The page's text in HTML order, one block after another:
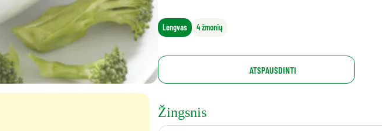
Lengvas 4 žmonių
ATSPAUSDINTI
Žingsnis